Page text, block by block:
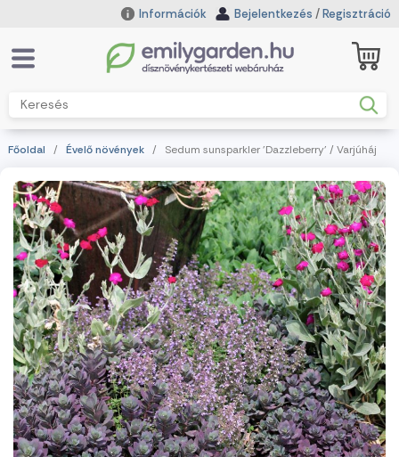
Információk Bejelentkezés /Regisztráció
Főoldal / Évelő növények / Sedum sunsparkler 'Dazzleberry' / Varjúháj